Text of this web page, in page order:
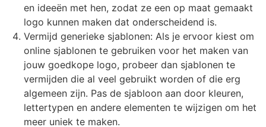
en ideeën met hen, zodat ze een op maat gemaakt
logo kunnen maken dat onderscheidend is.
Vermijd generieke sjablonen: Als je ervoor kiest om
online sjablonen te gebruiken voor het maken van
jouw goedkope logo, probeer dan sjablonen te
vermijden die al veel gebruikt worden of die erg
algemeen zijn. Pas de sjabloon aan door kleuren,
lettertypen en andere elementen te wijzigen om het
meer uniek te maken.